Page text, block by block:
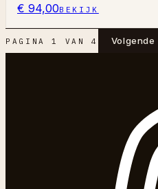
€ 94,00BEKIJK
PAGINA1 VAN4 Volgende